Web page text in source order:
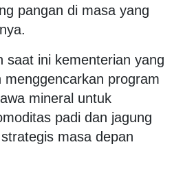
pangan di masa yang
saat ini kementerian yang
menggencarkan program
mineral untuk
padi dan jagung
masa depan